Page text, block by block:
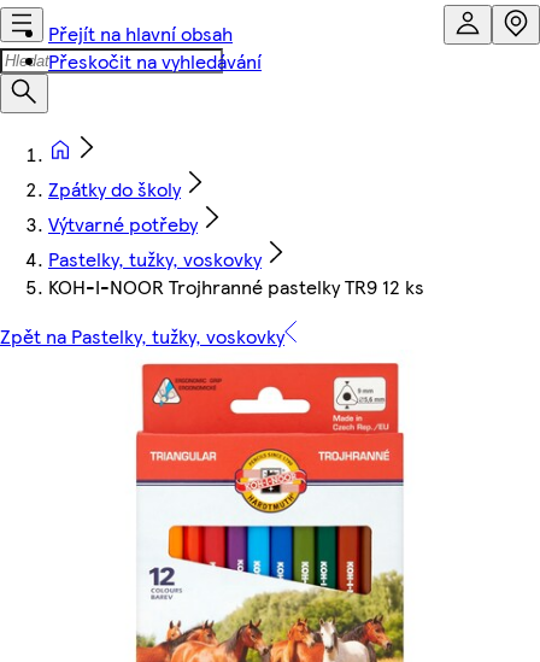
Přejít na hlavní obsah
Přeskočit na vyhledávání
Zpátky do školy
Výtvarné potřeby
Pastelky, tužky, voskovky
KOH-­I-­NOOR Trojhranné pastelky TR9 12 ks
Zpět na Pastelky, tužky, voskovky